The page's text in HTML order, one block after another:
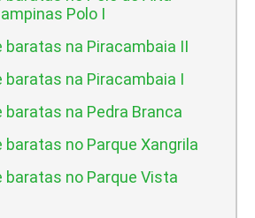
Polo I
baratas na Piracambaia II
baratas na Piracambaia I
baratas na Pedra Branca
baratas no Parque Xangrila
baratas no Parque Vista